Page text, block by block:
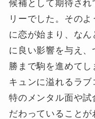
候補として期待さ
リーでした。その
に恋が始まり、な
に良い影響を与え
勝まで駒を進めて
キュンに溢れるラ
特のメンタル面や試
だわっていることが